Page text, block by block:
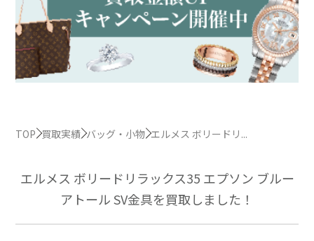
TOP 買取実績 バッグ・小物 エルメス ボリードリ...
エルメス ボリードリラックス35 エプソン ブルー
アトール SV金具を買取しました！